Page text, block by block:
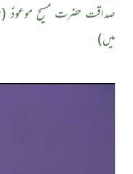
صداقت حضرت مسیح موعودؑ
میں)